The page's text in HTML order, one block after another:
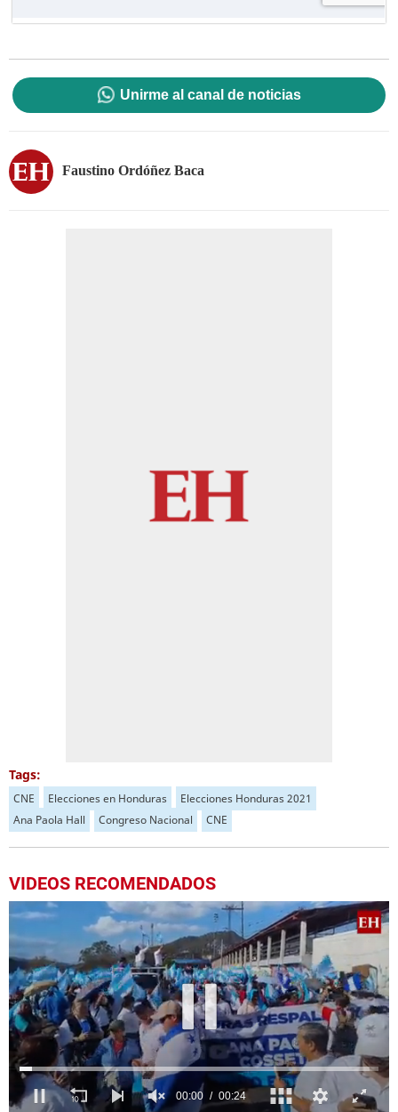
Unirme al canal de noticias
Faustino Ordóñez Baca
Tags:
CNE Elecciones en Honduras
Elecciones Honduras 2021
Ana Paola Hall
Congreso Nacional CNE
VIDEOS RECOMENDADOS